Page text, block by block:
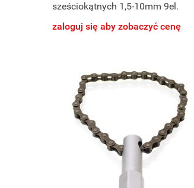
sześciokątnych 1,5-10mm 9el.
zaloguj się aby zobaczyć cenę